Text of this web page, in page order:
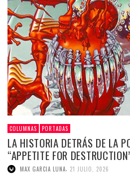
COLUMNAS PORTADAS
LA HISTORIA DETRÁS DE LA
“APPETITE FOR
MAX GARCIA LUNA 21 JULIO, 2026